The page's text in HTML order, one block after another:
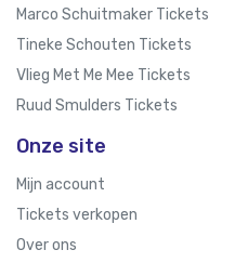
Marco Schuitmaker Tickets
Tineke Schouten Tickets
Vlieg Met Me Mee Tickets
Ruud Smulders Tickets
Onze site
Mijn account
Tickets verkopen
Over ons